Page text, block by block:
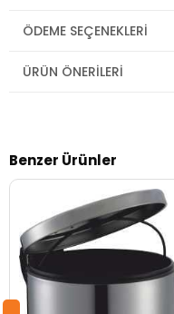
ÖDEME SEÇENEKLERI
ÜRÜN ÖNERILERI
Benzer Ürünler